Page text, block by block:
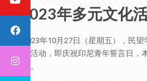
2023年多元文化
2023年10月27日（星期五），民
的活动，即庆祝印尼青年誓言日，
日。